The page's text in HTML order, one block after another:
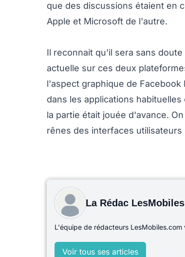
que des discussions étaient en
Apple et Microsoft de l'autre.
Il reconnait qu'il sera sans
actuelle sur ces deux
l'aspect graphique de
dans les applications
la partie était jouée d'avance.
rênes des interfaces
La Rédac LesMobiles
L'équipe de rédacteurs
Voir tous ses articles